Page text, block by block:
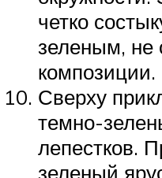
четко
зеленым, не
композиции.
Сверху
темно-
лепестков.
зеленый